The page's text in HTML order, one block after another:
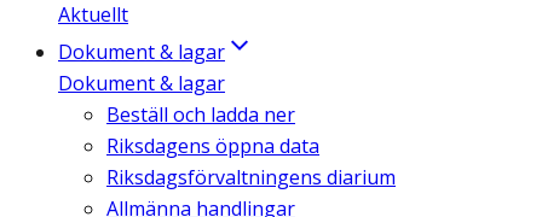
Aktuellt
Dokument & lagar
Dokument & lagar
Beställ och ladda ner
Riksdagens öppna data
Riksdagsförvaltningens diarium
Allmänna handlingar